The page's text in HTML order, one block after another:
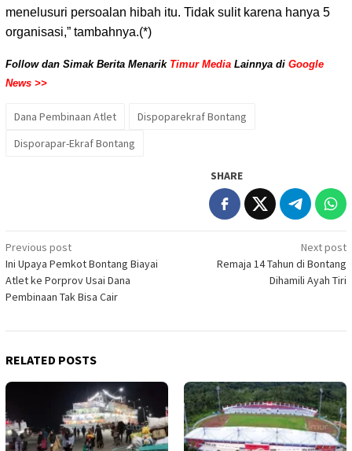
menelusuri persoalan hibah itu. Tidak sulit karena hanya 5
organisasi,” tambahnya.(*)
Follow dan Simak Berita Menarik Timur Media Lainnya di Google
News >>
Dana Pembinaan Atlet
Dispoparekraf Bontang
Disporapar-Ekraf Bontang
SHARE
Post
navigation
Previous post
Ini Upaya Pemkot Bontang Biayai
Atlet ke Porprov Usai Dana
Pembinaan Tak Bisa Cair
Next post
Remaja 14 Tahun di Bontang
Dihamili Ayah Tiri
RELATED POSTS